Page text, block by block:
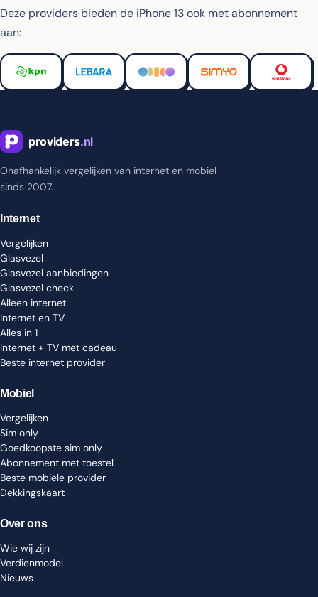
Deze providers bieden de iPhone 13 ook met abonnement
aan:
Onafhankelijk vergelijken van internet en mobiel
sinds 2007.
Internet
Vergelijken
Glasvezel
Glasvezel aanbiedingen
Glasvezel check
Alleen internet
Internet en TV
Alles in 1
Internet + TV met cadeau
Beste internet provider
Mobiel
Vergelijken
Sim only
Goedkoopste sim only
Abonnement met toestel
Beste mobiele provider
Dekkingskaart
Over ons
Wie wij zijn
Verdienmodel
Nieuws